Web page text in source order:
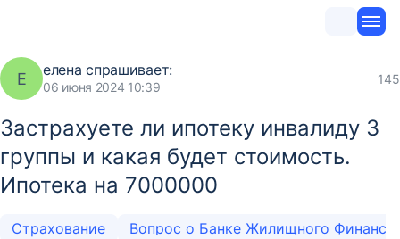
Е елена спрашивает:
06 июня 2024 10:39
145
Застрахуете ли ипотеку инвалиду 3
группы и какая будет стоимость.
Ипотека на 7000000
Страхование